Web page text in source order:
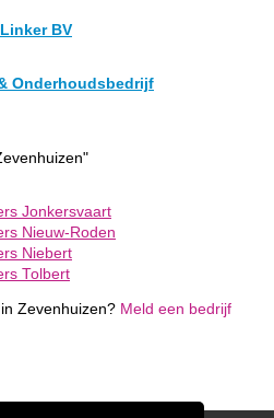
BV
Onderhoudsbedrijf
Jonkersvaart
Nieuw-Roden
Niebert
Tolbert
Zevenhuizen? Meld een bedrijf